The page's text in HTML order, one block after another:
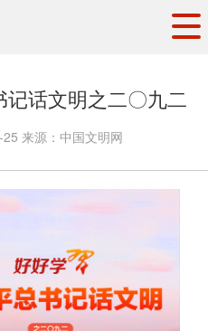
地方交流
文明创建
文明矩阵
记话文明之二〇九二
来源： 中国文明网